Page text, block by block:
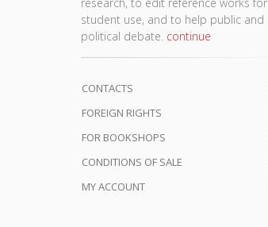
student use, and to help public and
political debate. continue
CONTACTS
FOREIGN RIGHTS
FOR BOOKSHOPS
CONDITIONS OF SALE
MY ACCOUNT